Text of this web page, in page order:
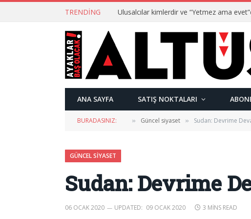
TRENDING
ANA SAYFA SATIŞ NOKTALARI
BURADASINIZ: » Güncel siyaset » Sudan: Devrime
GÜNCEL SIYASET
Sudan: Devrime
06 OCAK 2020 UPDATED: 09 OCAK 2020 3 MINS READ